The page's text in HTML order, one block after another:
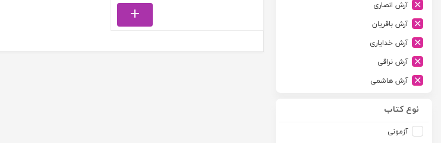
ارشد
اسلامیه
اشکان
اطلاعات
امجد
امید انقلاب
آرش انصاری
آرش باقریان
آرش خدایاری
آرش نراقی
آرش هاشمی
آزاده صادقی
نوع کتاب
آزمونی